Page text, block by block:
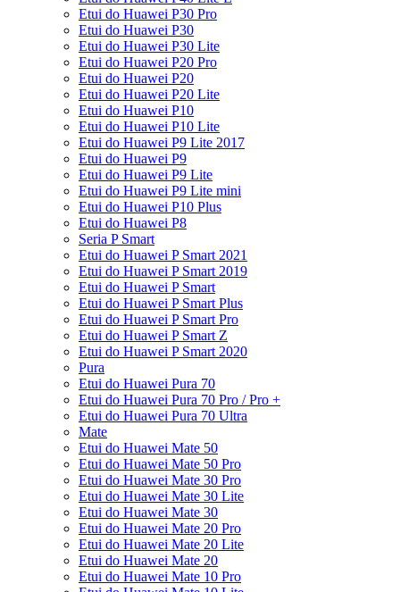
Etui do Huawei P30 Pro
Etui do Huawei P30
Etui do Huawei P30 Lite
Etui do Huawei P20 Pro
Etui do Huawei P20
Etui do Huawei P20 Lite
Etui do Huawei P10
Etui do Huawei P10 Lite
Etui do Huawei P9 Lite 2017
Etui do Huawei P9
Etui do Huawei P9 Lite
Etui do Huawei P9 Lite mini
Etui do Huawei P10 Plus
Etui do Huawei P8
Seria P Smart
Etui do Huawei P Smart 2021
Etui do Huawei P Smart 2019
Etui do Huawei P Smart
Etui do Huawei P Smart Plus
Etui do Huawei P Smart Pro
Etui do Huawei P Smart Z
Etui do Huawei P Smart 2020
Pura
Etui do Huawei Pura 70
Etui do Huawei Pura 70 Pro / Pro +
Etui do Huawei Pura 70 Ultra
Mate
Etui do Huawei Mate 50
Etui do Huawei Mate 50 Pro
Etui do Huawei Mate 30 Pro
Etui do Huawei Mate 30 Lite
Etui do Huawei Mate 30
Etui do Huawei Mate 20 Pro
Etui do Huawei Mate 20 Lite
Etui do Huawei Mate 20
Etui do Huawei Mate 10 Pro